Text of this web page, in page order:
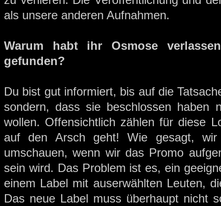
als unsere anderen Aufnahmen.
Warum habt ihr Osmose
gefunden?
Du bist gut informiert, bis auf die
sondern, dass sie beschlossen haben
wollen. Offensichtlich zählen für diese
auf den Arsch geht! Wie gesagt,
umschauen, wenn wir das Promo
sein wird. Das Problem ist es, ein
einem Label mit auserwählten Leuten,
Das neue Label muss überhaupt nicht